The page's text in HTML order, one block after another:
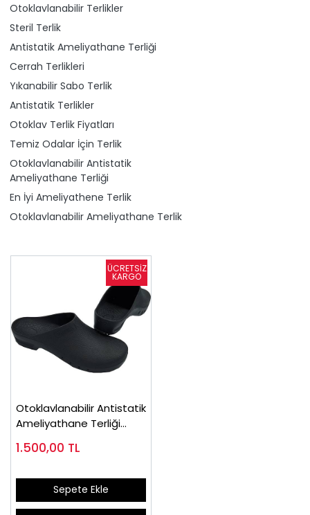
Otoklavlanabilir Terlikler
Steril Terlik
Antistatik Ameliyathane Terliği
Cerrah Terlikleri
Yıkanabilir Sabo Terlik
Antistatik Terlikler
Otoklav Terlik Fiyatları
Temiz Odalar İçin Terlik
Otoklavlanabilir Antistatik
Ameliyathane Terliği
En İyi Ameliyathene Terlik
Otoklavlanabilir Ameliyathane Terlik
Otoklavlanabilir Antistatik
Ameliyathane Terliği
1.500,00 TL
Sepete Ekle